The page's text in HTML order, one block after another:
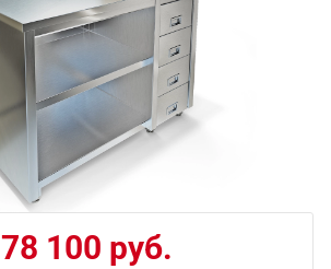
78 100 руб.